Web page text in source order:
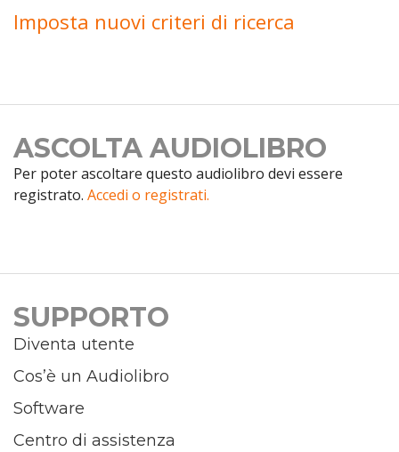
Imposta nuovi criteri di ricerca
ASCOLTA AUDIOLIBRO
Per poter ascoltare questo audiolibro devi essere
registrato. Accedi o registrati.
SUPPORTO
Diventa utente
Cos’è un Audiolibro
Software
Centro di assistenza